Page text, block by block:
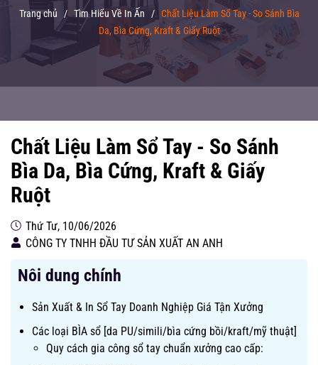
Trang chủ / Tìm Hiểu Về In Ấn / Chất Liệu Làm Sổ Tay - So Sánh Bìa
Da, Bìa Cứng, Kraft & Giấy Ruột
Chất Liệu Làm Sổ Tay - So Sánh
Bìa Da, Bìa Cứng, Kraft & Giấy
Ruột
Thứ Tư, 10/06/2026
CÔNG TY TNHH ĐẦU TƯ SẢN XUẤT AN ANH
Nôi dung chính
Sản Xuất & In Sổ Tay Doanh Nghiệp Giá Tận Xưởng
Các loại BÌA sổ [da PU/simili/bìa cứng bồi/kraft/mỹ thuật]
Quy cách gia công sổ tay chuẩn xưởng cao cấp: